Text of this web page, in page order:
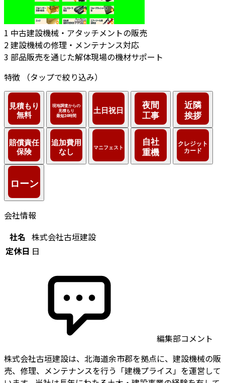
1 中古建設機械・アタッチメントの販売
2建設機械の修理・メンテナンス対応
3 部品販売を通じた解体現場の機材サポート
特徴
（タップで絞り込み）
会社情報
社名 株式会社古垣建設
定休日 日
編集部コメント
株式会社古垣建設は、北海道余市郡を拠点に、建設機械の販
売、修理、メンテナンスを行う「建機プライス」を運営して